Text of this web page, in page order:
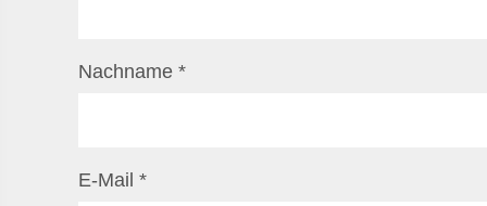
Nachname *
E-Mail *